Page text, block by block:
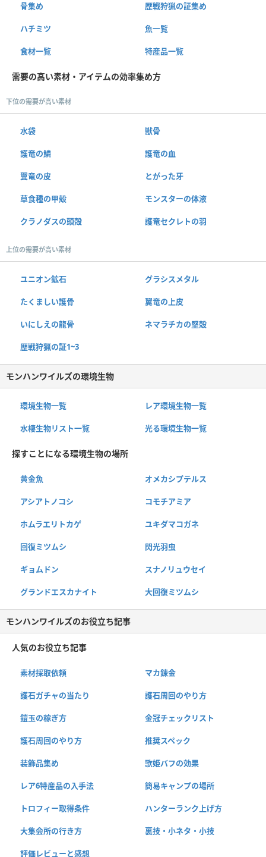
骨集め 歴戦狩猟の証集め
ハチミツ 魚一覧
食材一覧 特産品一覧
需要の高い素材・アイテムの効率集め方
下位の需要が高い素材
水袋 獣骨
護竜の鱗 護竜の血
翼竜の皮 とがった牙
草食種の甲殻 モンスターの体液
クラノダスの頭殻 護竜セクレトの羽
上位の需要が高い素材
ユニオン鉱石 グラシスメタル
たくましい護骨 翼竜の上皮
いにしえの龍骨 ネマラチカの堅殻
歴戦狩猟の証1~3
モンハンワイルズの環境生物
環境生物一覧 レア環境生物一覧
水棲生物リスト一覧 光る環境生物一覧
探すことになる環境生物の場所
黄金魚 オメカシプテルス
アシアトノコシ コモチアミア
ホムラエリトカゲ ユキダマコガネ
回復ミツムシ 閃光羽虫
ギョムドン スナノリュウセイ
グランドエスカナイト 大回復ミツムシ
モンハンワイルズのお役立ち記事
人気のお役立ち記事
素材採取依頼 マカ錬金
護石ガチャの当たり 護石周回のやり方
鎧玉の稼ぎ方 金冠チェックリスト
護石周回のやり方 推奨スペック
装飾品集め 歌姫バフの効果
レア6特産品の入手法 簡易キャンプの場所
トロフィー取得条件 ハンターランク上げ方
大集会所の行き方 裏技・小ネタ・小技
評価レビューと感想